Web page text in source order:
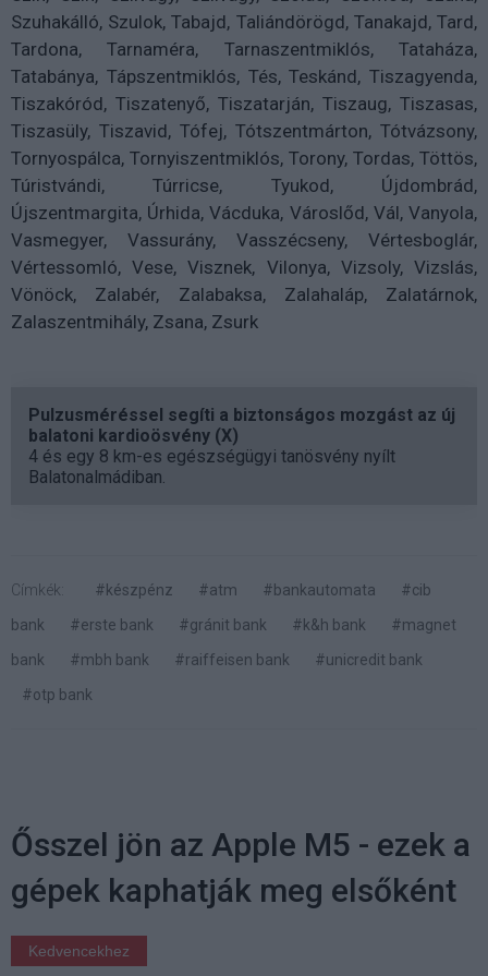
Szuhakálló, Szulok, Tabajd, Taliándörögd, Tanakajd, Tard,
Tardona, Tarnaméra, Tarnaszentmiklós, Tataháza,
Tatabánya, Tápszentmiklós, Tés, Teskánd, Tiszagyenda,
Tiszakóród, Tiszatenyő, Tiszatarján, Tiszaug, Tiszasas,
Tiszasüly, Tiszavid, Tófej, Tótszentmárton, Tótvázsony,
Tornyospálca, Tornyiszentmiklós, Torony, Tordas, Töttös,
Túristvándi, Túrricse, Tyukod, Újdombrád,
Újszentmargita, Úrhida, Vácduka, Városlőd, Vál, Vanyola,
Vasmegyer, Vassurány, Vasszécseny, Vértesboglár,
Vértessomló, Vese, Visznek, Vilonya, Vizsoly, Vizslás,
Vönöck, Zalabér, Zalabaksa, Zalahaláp, Zalatárnok,
Zalaszentmihály, Zsana, Zsurk
Pulzusméréssel segíti a biztonságos mozgást az új
balatoni kardioösvény (X)
4 és egy 8 km-es egészségügyi tanösvény nyílt
Balatonalmádiban.
Címkék: #készpénz #atm #bankautomata
#cib
bank
#erste bank #gránit bank #k&h bank
#magnet
bank
#mbh bank #raiffeisen bank
#unicredit bank
#otp bank
Ősszel jön az Apple M5 - ezek a
gépek kaphatják meg elsőként
Kedvencekhez